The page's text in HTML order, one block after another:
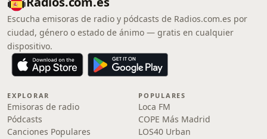
Escucha emisoras de radio y pódcasts de Radios.com.es por
ciudad, género o estado de ánimo — gratis en cualquier
dispositivo.
EXPLORAR
Emisoras de radio
Pódcasts
Canciones Populares
POPULARES
Loca FM
COPE Más Madrid
LOS40 Urban